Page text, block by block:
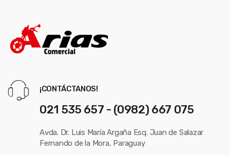
¡CONTÁCTANOS!
021 535 657 - (0982) 667 075
Avda. Dr. Luis María Argaña Esq. Juan de Salazar
Fernando de la Mora, Paraguay